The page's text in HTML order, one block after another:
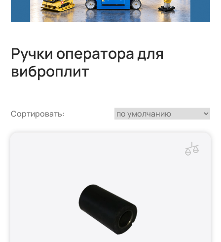
Ручки оператора для
виброплит
Сортировать: